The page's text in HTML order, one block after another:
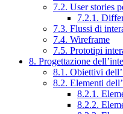
7.2. User stories
7.2.1.
7.3. Flussi di
7.4. Wireframe
7.5. Prototipi
8. Progettazione
8.1. Obiettivi
8.2. Elementi
8.2.1.
8.2.2.